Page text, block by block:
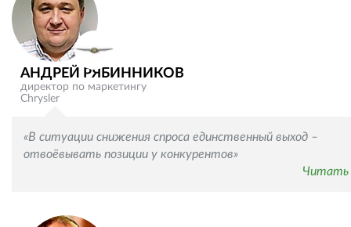
АНДРЕЙ РЯБИННИКОВ
директор по маркетингу
Chrysler
«В ситуации снижения спроса единственный выход –
отвоёвывать позиции у конкурентов»
Читать